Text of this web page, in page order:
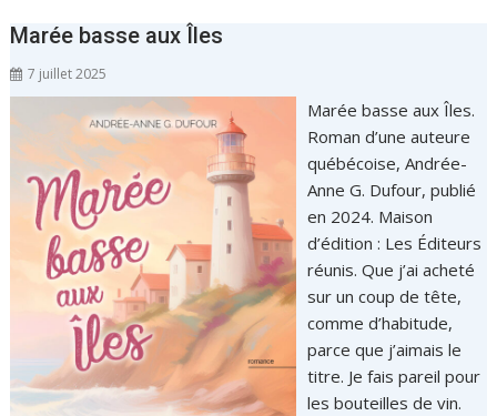
Marée basse aux Îles
7 juillet 2025
Marée basse aux Îles.
Roman d’une auteure
québécoise, Andrée-
Anne G. Dufour, publié
en 2024. Maison
d’édition : Les Éditeurs
réunis. Que j’ai acheté
sur un coup de tête,
comme d’habitude,
parce que j’aimais le
titre. Je fais pareil pour
les bouteilles de vin.